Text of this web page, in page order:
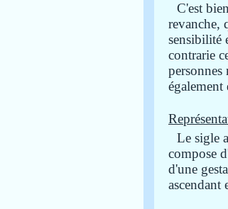
C'est
revanche,
sensibilité
contrarie
personnes
également
Le sigle
compose
d'une
ascendant